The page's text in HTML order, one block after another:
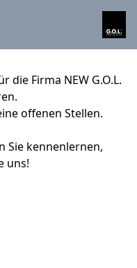
die Firma NEW G.O.L.
offenen Stellen.
Sie kennenlernen,
uns!